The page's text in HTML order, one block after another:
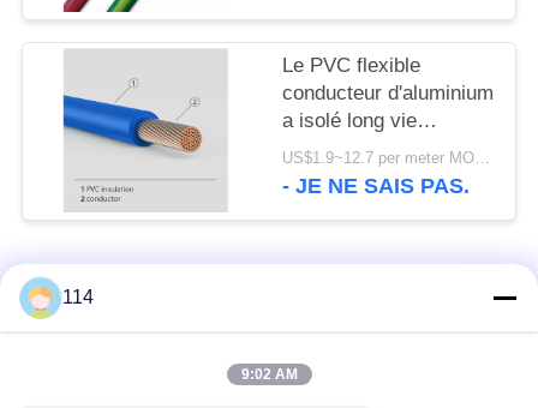
Le PVC flexible
conducteur d'aluminium
a isolé long vie
0.6V/1KV de câble
US$1.9~12.7 per meter MOQ:500meter
- JE NE SAIS PAS.
Catégories populaires
PVC câble isolé
114
9:02 AM